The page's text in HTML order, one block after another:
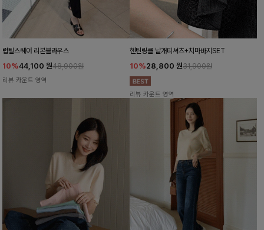
럽틸스퀘어 리본블라우스
10%44,100 원48,900원
리뷰 카운트 영역
헨틴링클 날개티셔츠+치마바지SET
10%28,800 원31,900원
리뷰 카운트 영역